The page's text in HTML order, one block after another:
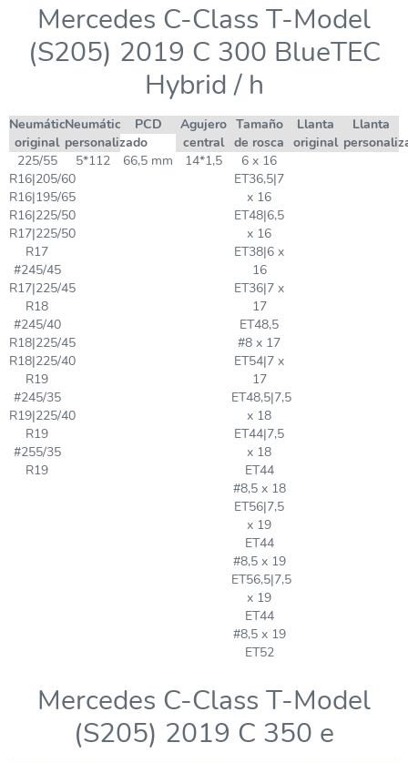
Mercedes C-Class T-Model
(S205) 2019 C 300 BlueTEC
Hybrid / h
Neumático
original
Neumático
personalizado
PCD
Agujero
central
Tamaño
de rosca
Llanta
original
Llanta
225/55
R16|205/60
R16|195/65
R16|225/50
R17|225/50
R17
#245/45
R17|225/45
R18
#245/40
R18|225/45
R18|225/40
R19
#245/35
R19|225/40
R19
#255/35
R19
5*112 66,5 mm 14*1,5
6 x 16
ET36,5|7
x 16
ET48|6,5
x 16
ET38|6 x
16
ET36|7 x
17
ET48,5
#8 x 17
ET54|7 x
17
ET48,5|7,5
x 18
ET44|7,5
x 18
ET44
#8,5 x 18
ET56|7,5
x 19
ET44
#8,5 x 19
ET56,5|7,5
x 19
ET44
#8,5 x 19
ET52
Mercedes C-Class T-Model
(S205) 2019 C 350 e